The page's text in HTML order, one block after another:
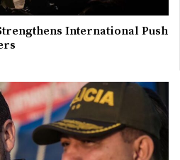
International Push